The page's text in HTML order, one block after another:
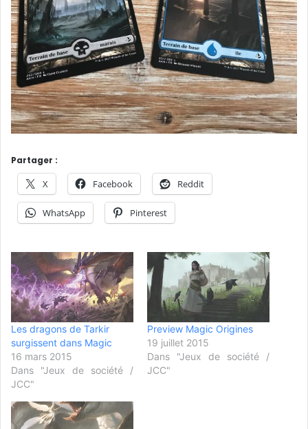
Partager :
X Facebook Reddit
WhatsApp Pinterest
Les dragons de Tarkir
surgissent dans Magic
16 mars 2015
Dans "Jeux de société /
JCC"
Preview Magic Origines
19 juillet 2015
Dans "Jeux de société /
JCC"